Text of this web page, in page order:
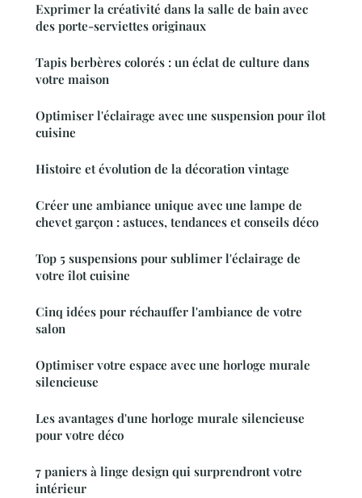
Exprimer la créativité dans la salle de bain avec
des porte-serviettes originaux
Tapis berbères colorés : un éclat de culture dans
votre maison
Optimiser l'éclairage avec une suspension pour îlot
cuisine
Histoire et évolution de la décoration vintage
Créer une ambiance unique avec une lampe de
chevet garçon : astuces, tendances et conseils déco
Top 5 suspensions pour sublimer l'éclairage de
votre îlot cuisine
Cinq idées pour réchauffer l'ambiance de votre
salon
Optimiser votre espace avec une horloge murale
silencieuse
Les avantages d'une horloge murale silencieuse
pour votre déco
7 paniers à linge design qui surprendront votre
intérieur